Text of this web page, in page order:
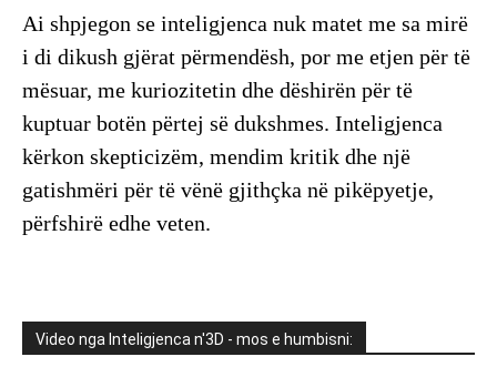
Ai shpjegon se inteligjenca nuk matet me sa mirë
i di dikush gjërat përmendësh, por me etjen për të
mësuar, me kuriozitetin dhe dëshirën për të
kuptuar botën përtej së dukshmes. Inteligjenca
kërkon skepticizëm, mendim kritik dhe një
gatishmëri për të vënë gjithçka në pikëpyetje,
përfshirë edhe veten.
Video nga Inteligjenca n'3D - mos e humbisni: